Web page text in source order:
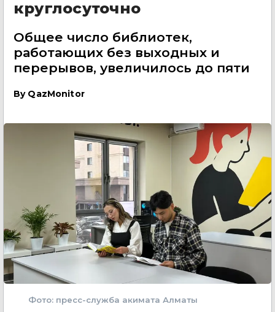
круглосуточно
Общее число библиотек,
работающих без выходных и
перерывов, увеличилось до пяти
By QazMonitor
Фото: пресс-служба акимата Алматы